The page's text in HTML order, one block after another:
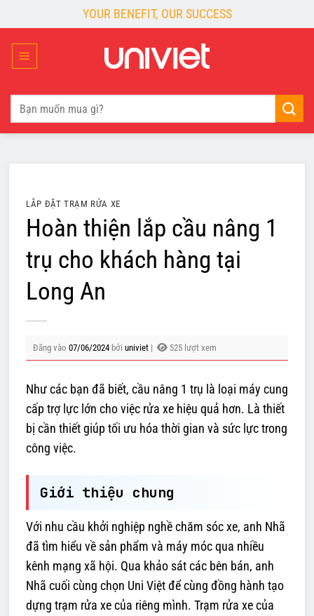
to
content
YOUR BENEFIT, OUR SUCCESS
Tìm
kiếm:
LẮP ĐẶT TRẠM RỬA XE
Hoàn thiện lắp cầu nâng 1
trụ cho khách hàng tại
Long An
Đăng vào 07/06/2024 bởi univiet | 525 lượt xem
Như các bạn đã biết, cầu nâng 1 trụ là loại máy cung
cấp trợ lực lớn cho việc rửa xe hiệu quả hơn. Là thiết
bị cần thiết giúp tối ưu hóa thời gian và sức lực trong
công việc.
Giới thiệu chung
Với nhu cầu khởi nghiệp nghề chăm sóc xe, anh Nhã
đã tìm hiểu về sản phẩm và máy móc qua nhiều
kênh mạng xã hội. Qua khảo sát các bên bán, anh
Nhã cuối cùng chọn Uni Việt để cùng đồng hành tạo
dựng trạm rửa xe của riêng mình. Trạm rửa xe của